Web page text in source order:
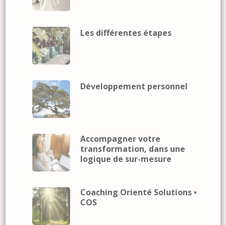
Les différentes étapes
Développement personnel
Accompagner votre
transformation, dans une
logique de sur-mesure
Coaching Orienté Solutions •
COS